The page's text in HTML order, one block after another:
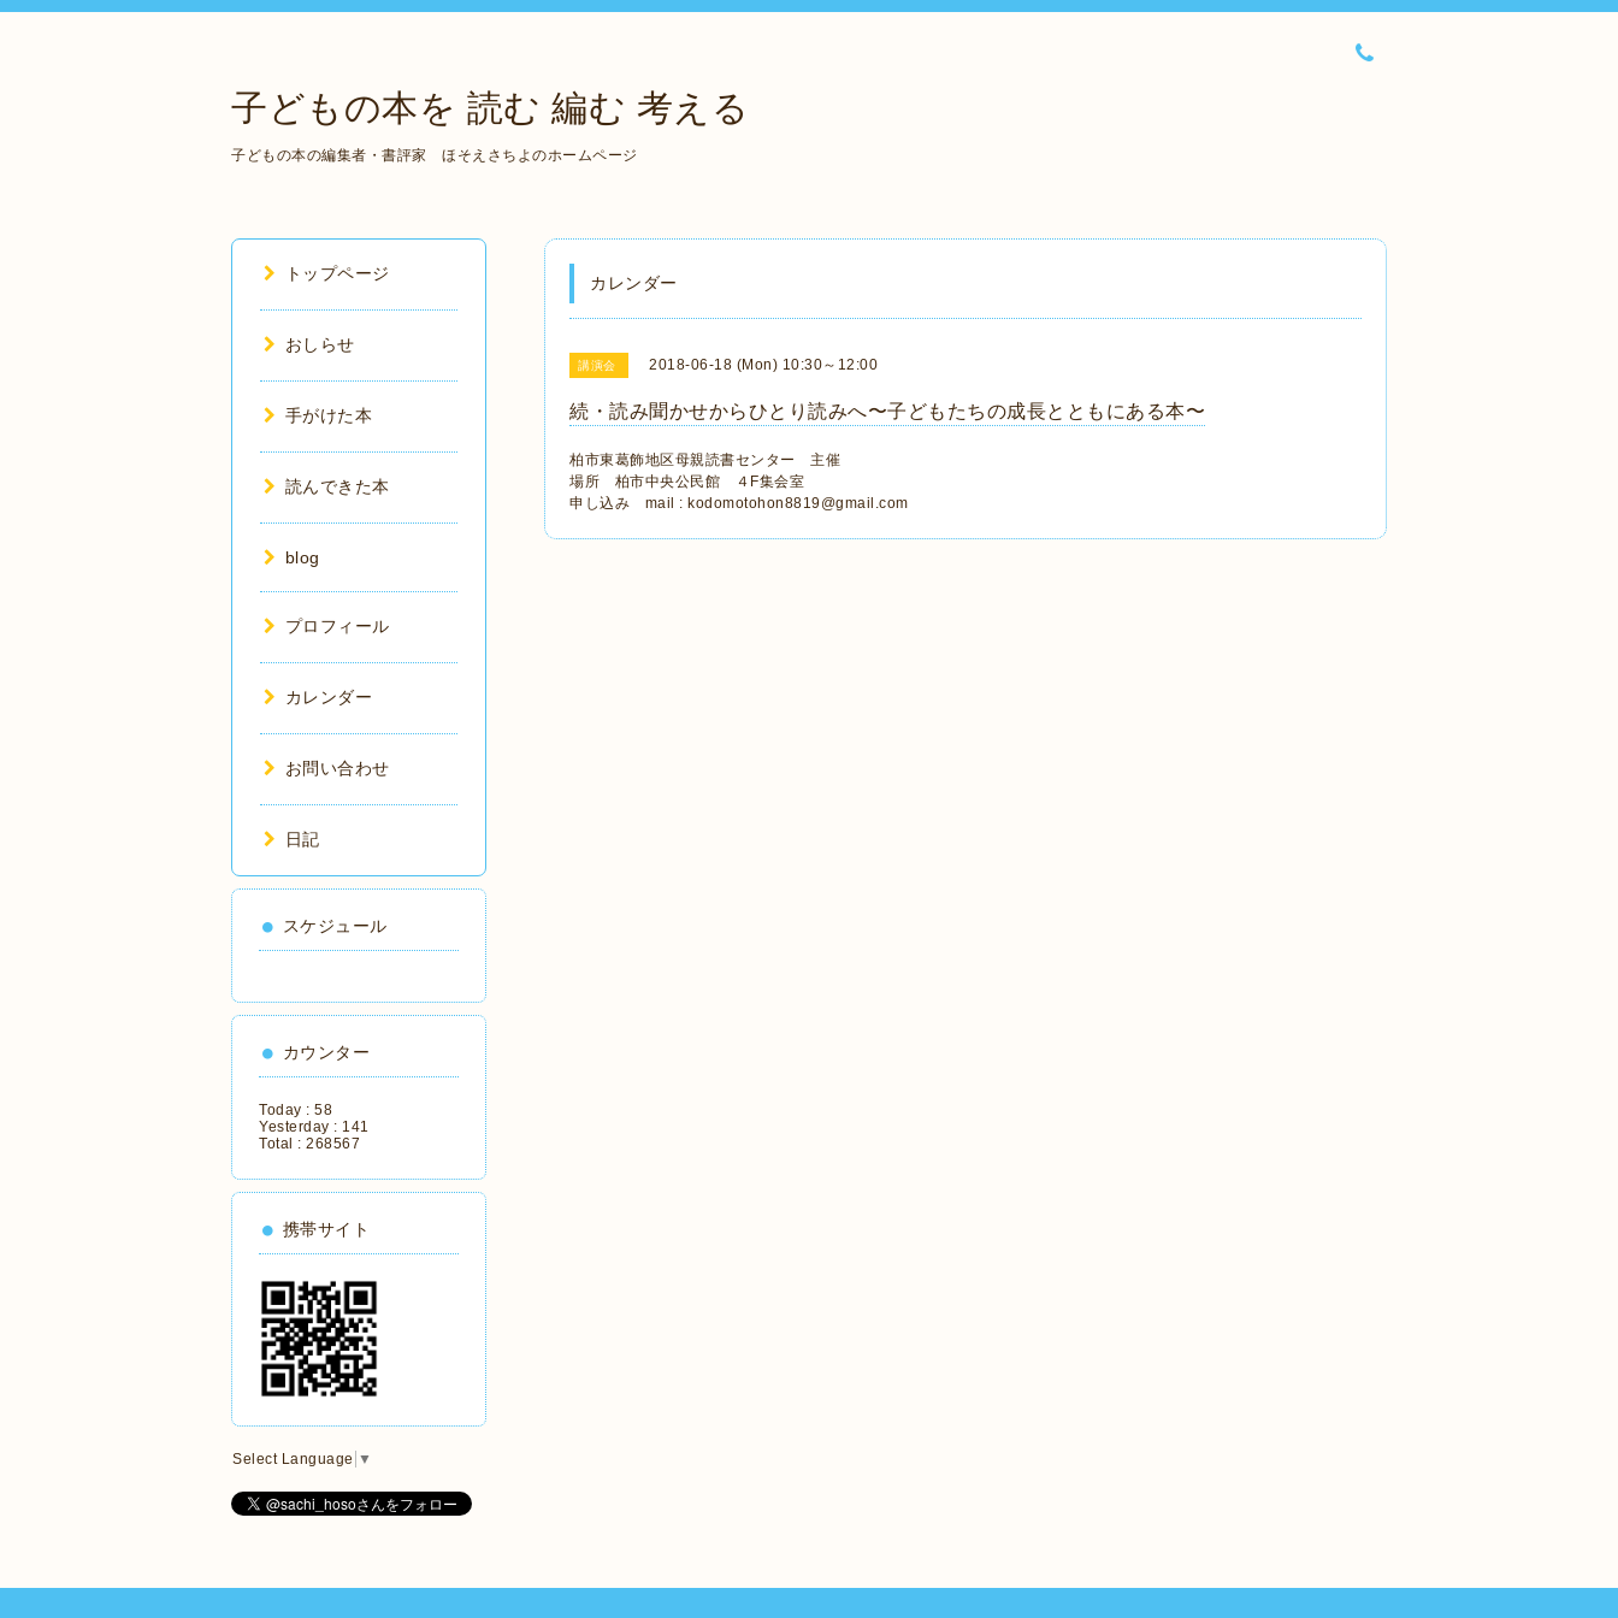
子どもの本を 読む 編む 考える
子どもの本の編集者・書評家 ほそえさちよのホームページ
カレンダー
講演会 2018-06-18 (Mon) 10:30～12:00
続・読み聞かせからひとり読みへ〜子どもたちの成長とともにある本〜
柏市東葛飾地区母親読書センター 主催
場所 柏市中央公民館 ４F集会室
申し込み mail : kodomotohon8819@gmail.com
トップページ
おしらせ
手がけた本
読んできた本
blog
プロフィール
カレンダー
お問い合わせ
日記
スケジュール
カウンター
Today : 58
Yesterday : 141
Total : 268567
携帯サイト
Select Language ▼